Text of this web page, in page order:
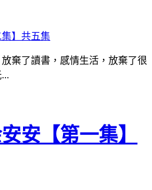
棄了讀書，感情生活，放棄了很
安【第一集】